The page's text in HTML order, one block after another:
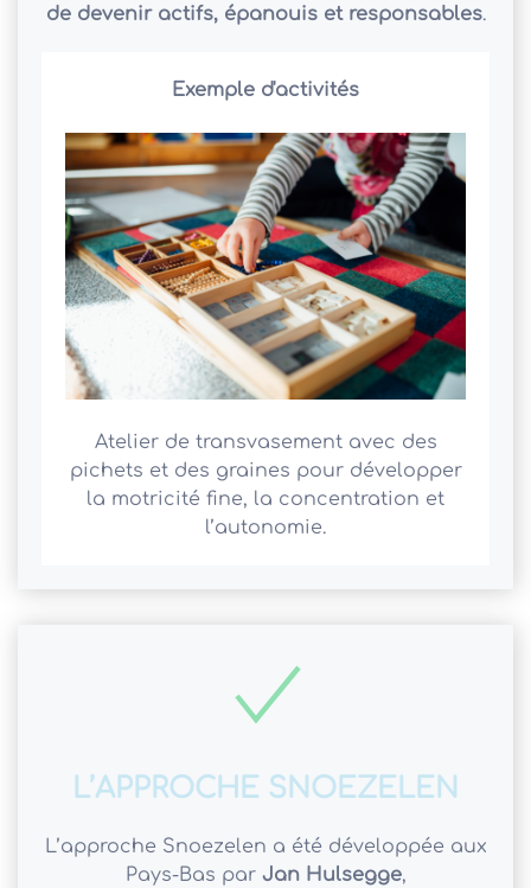
de devenir actifs, épanouis et responsables.
Exemple d'activités
Atelier de transvasement avec des
pichets et des graines pour développer
la motricité fine, la concentration et
l’autonomie.
L’APPROCHE SNOEZELEN
L’approche Snoezelen a été développée aux
Pays-Bas par Jan Hulsegge,